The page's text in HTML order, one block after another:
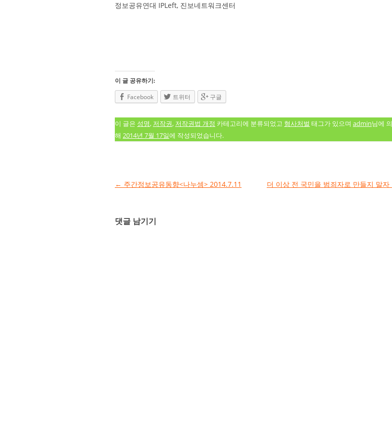
정보공유연대 IPLeft, 진보네트워크센터
이 글 공유하기:
Facebook
트위터 구글
이 글은 성명, 저작권, 저작권법 개정 카테고리에 분류되었고 형사처벌 태그가 있으며 admin님에 의
해 2014년 7월 17일에 작성되었습니다.
글 네비게이션
← 주간정보공유동향<나누셈> 2014.7.11 더 이상 전 국민을 범죄자로 만들지 말자
댓글 남기기